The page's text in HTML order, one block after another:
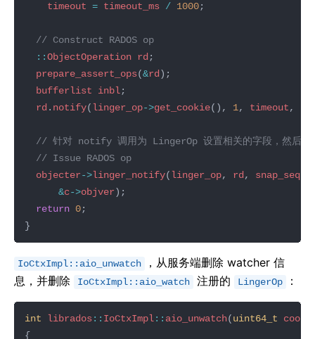
timeout = timeout_ms / 1000
::ObjectOperation rd
prepare_assert_ops(&rd
bufferlist
inbl
rd. notify(linger_op->get_cookie(), 1, timeout,
objecter->linger_notify(linger_op, rd, snap_seq
&c->objver
return 0
IoCtxImpl::aio_unwatch
，从服务端删除 watcher 信
息，并删除
IoCtxImpl::aio_watch 注册的 LingerOp ：
int librados:: IoCtxImpl:: aio_unwatch(uint64_t